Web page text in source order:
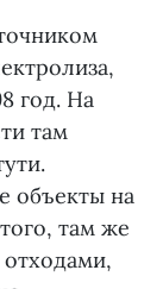
год. На
там
объекты на
там же